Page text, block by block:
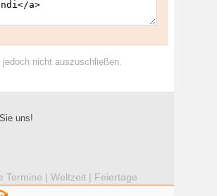
nicht auszuschließen.
uns!
Termine | Weltzeit| Feiertage